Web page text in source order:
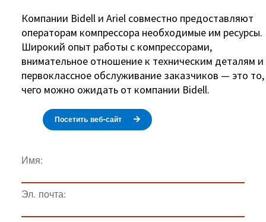
Компании Bidell и Ariel совместно предоставляют
операторам компрессора необходимые им ресурсы.
Широкий опыт работы с компрессорами,
внимательное отношение к техническим деталям и
первоклассное обслуживание заказчиков — это то,
чего можно ожидать от компании Bidell.
Посетить веб-сайт
Имя:
Эл. почта: